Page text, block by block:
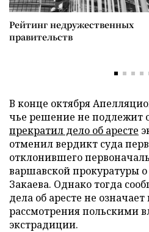
Рейтинг недружественных
правительств
В конце октября
чье решение не подлежит
прекратил дело об аресте
отменил вердикт суда
отклонившего
варшавской прокуратуры
Закаева. Однако тогда
дела об аресте не
рассмотрения польскими
экстрадиции.